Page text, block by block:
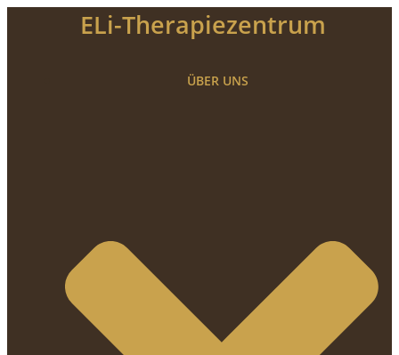
ELi-Therapiezentrum
ÜBER UNS